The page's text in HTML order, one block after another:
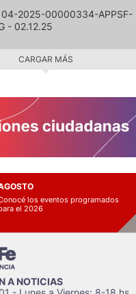
04-2025-00000334-APPSF-
- 02.12.25
CARGAR MÁS
los eventos programados
el 2026
A NOTICIAS